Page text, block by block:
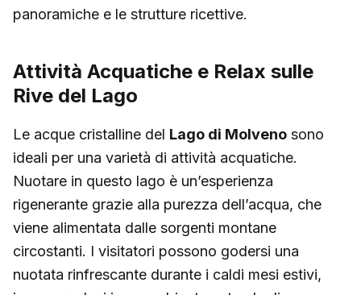
panoramiche e le strutture ricettive.
Attività Acquatiche e Relax sulle
Rive del Lago
Le acque cristalline del Lago di Molveno sono
ideali per una varietà di attività acquatiche.
Nuotare in questo lago è un’esperienza
rigenerante grazie alla purezza dell’acqua, che
viene alimentata dalle sorgenti montane
circostanti. I visitatori possono godersi una
nuotata rinfrescante durante i caldi mesi estivi,